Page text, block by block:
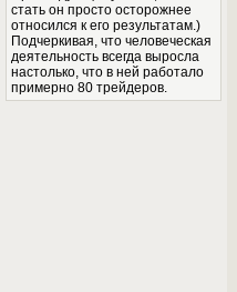
стать он просто осторожнее
относился к его результатам.)
Подчеркивая, что человеческая
деятельность всегда выросла
настолько, что в ней работало
примерно 80 трейдеров.